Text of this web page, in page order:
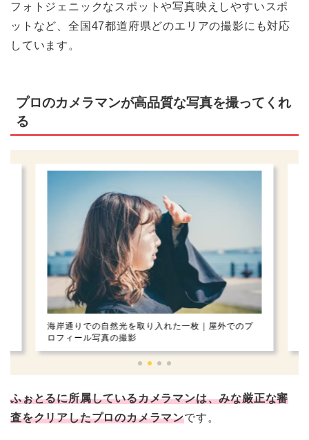
フォトジェニックなスポットや写真映えしやすいスポ
ットなど、全国47都道府県どのエリアの撮影にも対応
しています。
プロのカメラマンが高品質な写真を撮ってくれ
る
顔を斜めに向けて上品な仕上がりに｜プロフィール
写真の撮影
ふぉとるに所属しているカメラマンは、みな厳正な審
査をクリアしたプロのカメラマンです。